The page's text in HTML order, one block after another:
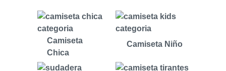
Camiseta
Chica
Camiseta Niño